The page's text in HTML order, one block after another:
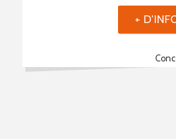
Mot(s)
+